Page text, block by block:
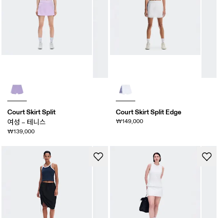
Court Skirt Split
여성 – 테니스
₩139,000
Court Skirt Split Edge
₩149,000